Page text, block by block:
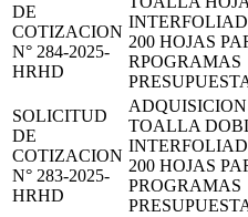
DE
COTIZACION
N° 284-2025-
HRHD
200 HOJAS
RPOGRAMAS
SOLICITUD
DE
COTIZACION
N° 283-2025-
HRHD
TOALLA
200 HOJAS
PROGRAMAS